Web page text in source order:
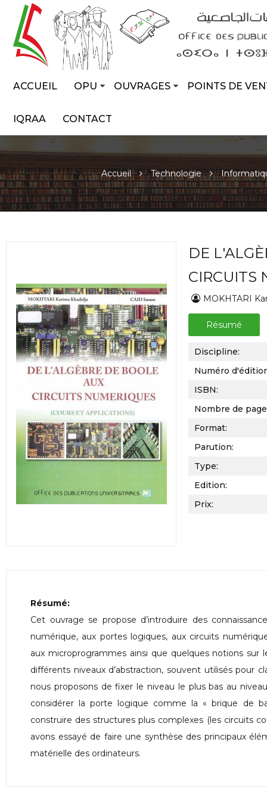
ACCUEIL OPU OUVRAGES POINTS DE
IQRAA CONTACT
Accueil Technologie
DE
CIRCUITS
MOKHTARI
Résumé
Discipline:
Numéro
ISBN:
Nombre de
Format:
Parution:
Type:
Edition:
Prix:
Résumé:
Cet ouvrage se propose d’introduire des
numérique, aux portes logiques, aux circuits
aux microprogrammes ainsi que quelques notions sur
différents niveaux d’abstraction, souvent utilisés pour
nous proposons de fixer le niveau le plus bas au
considérer la porte logique comme la « brique de
construire des structures plus complexes (les circuits
avons essayé de faire une synthèse des principaux
matérielle des ordinateurs.